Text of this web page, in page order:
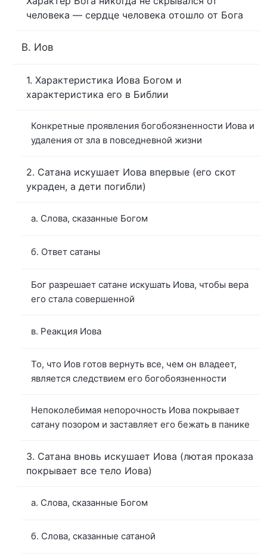
человека — сердце человека отошло от Бога
В. Иов
1. Характеристика Иова Богом и
характеристика его в Библии
Конкретные проявления богобоязненности Иова и
удаления от зла в повседневной жизни
2. Сатана искушает Иова впервые (его скот
украден, а дети погибли)
а. Слова, сказанные Богом
б. Ответ сатаны
Бог разрешает сатане искушать Иова, чтобы вера
его стала совершенной
в. Реакция Иова
То, что Иов готов вернуть все, чем он владеет,
является следствием его богобоязненности
Непоколебимая непорочность Иова покрывает
сатану позором и заставляет его бежать в панике
3. Сатана вновь искушает Иова (лютая проказа
покрывает все тело Иова)
а. Слова, сказанные Богом
б. Слова, сказанные сатаной